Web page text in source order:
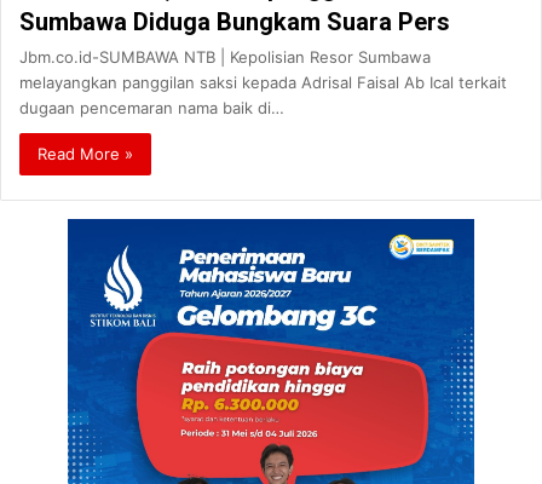
Sumbawa Diduga Bungkam Suara Pers
Jbm.co.id-SUMBAWA NTB | Kepolisian Resor Sumbawa
melayangkan panggilan saksi kepada Adrisal Faisal Ab Ical terkait
dugaan pencemaran nama baik di…
Read More »